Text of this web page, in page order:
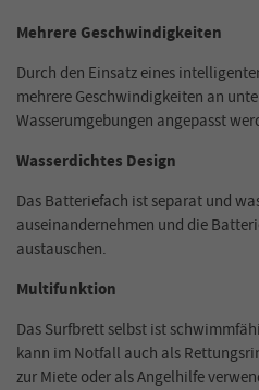
Mehrere Geschwindigkeiten
Durch den Einsatz eines
mehrere Geschwindigkeiten an
Wasserumgebungen angepasst
Wasserdichtes Design
Das Batteriefach ist separat und
auseinandernehmen und die
austauschen.
Multifunktion
Das Surfbrett selbst ist
kann im Notfall auch als
zur Miete oder als Angelhilfe